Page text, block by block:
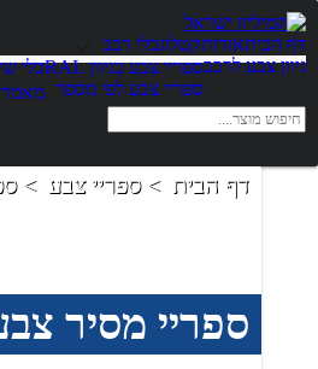
דף הביתאודותקטלוגכלי רכב
גיוון צבע לרכבספריי צבע בגיוון RAL
ספריי צבע לפי מספר
כלי
דף הבית ספריי צבע
ספריי מסיר